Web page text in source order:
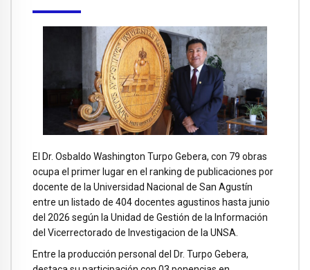
El Dr. Osbaldo Washington Turpo Gebera, con 79 obras
ocupa el primer lugar en el ranking de publicaciones por
docente de la Universidad Nacional de San Agustín
entre un listado de 404 docentes agustinos hasta junio
del 2026 según la Unidad de Gestión de la Información
del Vicerrectorado de Investigacion de la UNSA.
Entre la producción personal del Dr. Turpo Gebera,